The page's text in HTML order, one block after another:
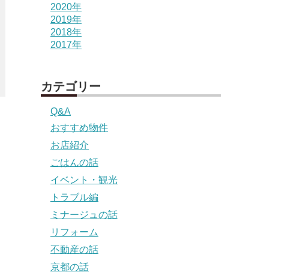
2020年
2019年
2018年
2017年
カテゴリー
Q&A
おすすめ物件
お店紹介
ごはんの話
イベント・観光
トラブル編
ミナージュの話
リフォーム
不動産の話
京都の話